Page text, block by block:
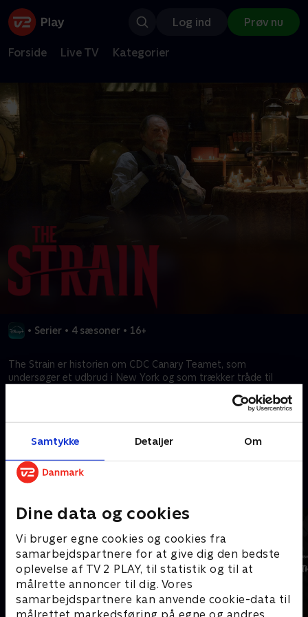
Samtykke Detaljer Om
Dine data og cookies
Vi bruger egne cookies og cookies fra
samarbejdspartnere for at give dig den bedste
oplevelse af TV 2 PLAY, til statistik og til at
målrette annoncer til dig. Vores
samarbejdspartnere kan anvende cookie-data til
Log ind Prøv nu
Forside Live TV Kategorier
• Serier • 4 sæsoner • 16+
The Strain er historien om CDC Canary Teamet, som
undersøger et udbrud i New York og som trækker tråde til
Kræver tilkøb